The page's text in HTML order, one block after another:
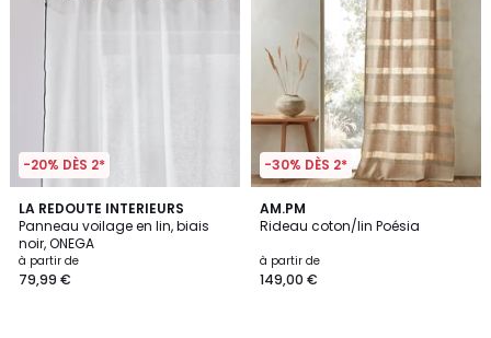
-20% DÈS 2*
LA REDOUTE INTERIEURS
Panneau voilage en lin, biais
noir, ONEGA
à partir de
79,99 €
5
/
5
2
Couleurs
-30% DÈS 2*
AM.PM
Rideau coton/lin Poésia
à partir de
149,00 €
4,3
/ 5